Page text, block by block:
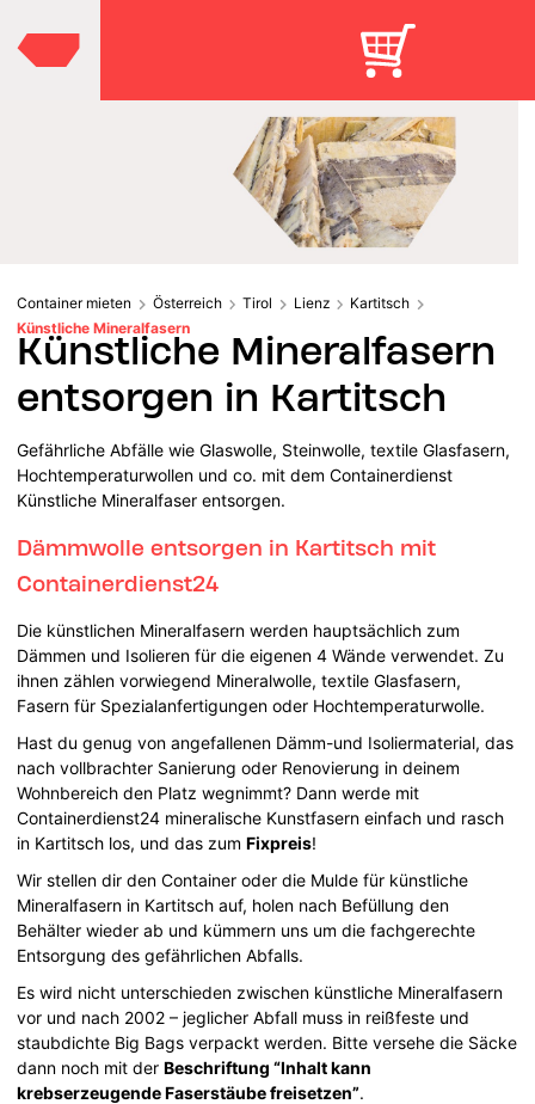
Container mieten Österreich Tirol Lienz
Kartitsch
Künstliche Mineralfasern
Künstliche Mineralfasern
entsorgen in Kartitsch
Gefährliche Abfälle wie Glaswolle, Steinwolle, textile Glasfasern,
Hochtemperaturwollen und co. mit dem Containerdienst
Künstliche Mineralfaser entsorgen.
Dämmwolle entsorgen in Kartitsch mit
Containerdienst24
Die künstlichen Mineralfasern werden hauptsächlich zum
Dämmen und Isolieren für die eigenen 4 Wände verwendet. Zu
ihnen zählen vorwiegend Mineralwolle, textile Glasfasern,
Fasern für Spezialanfertigungen oder Hochtemperaturwolle.
Hast du genug von angefallenen Dämm-und Isoliermaterial, das
nach vollbrachter Sanierung oder Renovierung in deinem
Wohnbereich den Platz wegnimmt? Dann werde mit
Containerdienst24 mineralische Kunstfasern einfach und rasch
in Kartitsch los, und das zumFixpreis!
Wir stellen dir den Container oder die Mulde für künstliche
Mineralfasern in Kartitsch auf, holen nach Befüllung den
Behälter wieder ab und kümmern uns um die fachgerechte
Entsorgung des gefährlichen Abfalls.
Es wird nicht unterschieden zwischen künstliche Mineralfasern
vor und nach 2002 – jeglicher Abfall muss in reißfeste und
staubdichte Big Bags verpackt werden. Bitte versehe die Säcke
dann noch mit derBeschriftung “Inhalt kann
krebserzeugende Faserstäube freisetzen”.